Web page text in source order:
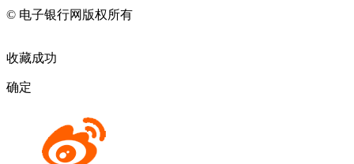
© 电子银行网版权所有
收藏成功
确定